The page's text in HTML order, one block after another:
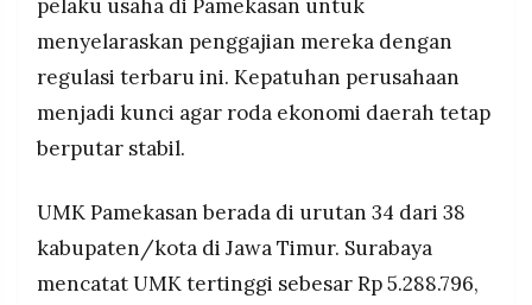
pelaku usaha di Pamekasan untuk
menyelaraskan penggajian mereka dengan
regulasi terbaru ini. Kepatuhan perusahaan
menjadi kunci agar roda ekonomi daerah tetap
berputar stabil.
UMK Pamekasan berada di urutan 34 dari 38
kabupaten/kota di Jawa Timur. Surabaya
mencatat UMK tertinggi sebesar Rp 5.288.796,